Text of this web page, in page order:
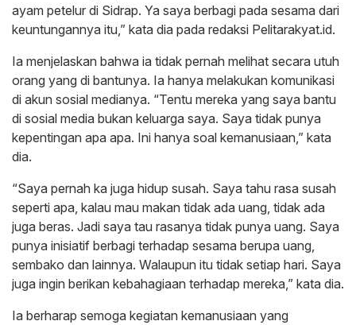
ayam petelur di Sidrap. Ya saya berbagi pada sesama dari
keuntungannya itu,” kata dia pada redaksi Pelitarakyat.id.
Ia menjelaskan bahwa ia tidak pernah melihat secara utuh
orang yang di bantunya. Ia hanya melakukan komunikasi
di akun sosial medianya. “Tentu mereka yang saya bantu
di sosial media bukan keluarga saya. Saya tidak punya
kepentingan apa apa. Ini hanya soal kemanusiaan,” kata
dia.
“Saya pernah ka juga hidup susah. Saya tahu rasa susah
seperti apa, kalau mau makan tidak ada uang, tidak ada
juga beras. Jadi saya tau rasanya tidak punya uang. Saya
punya inisiatif berbagi terhadap sesama berupa uang,
sembako dan lainnya. Walaupun itu tidak setiap hari. Saya
juga ingin berikan kebahagiaan terhadap mereka,” kata dia.
Ia berharap semoga kegiatan kemanusiaan yang